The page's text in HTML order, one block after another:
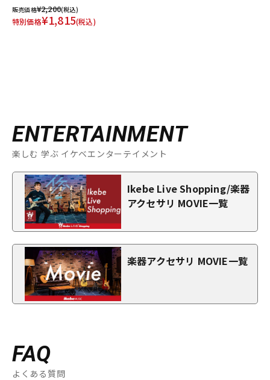
販売価格¥2,200(税込)
特別価格¥1,815(税込)
ENTERTAINMENT
楽しむ 学ぶ イケベエンターテイメント
Ikebe Live Shopping/楽器
アクセサリ MOVIE一覧
楽器アクセサリ MOVIE一覧
FAQ
よくある質問